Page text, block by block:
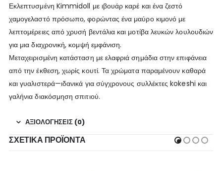
Εκλεπτυσμένη Kimmidoll με ιβουάρ καρέ και ένα ζεστό
χαμογελαστό πρόσωπο, φορώντας ένα μαύρο κιμονό με
λεπτομέρειες από χρυσή βεντάλια και μοτίβα λευκών λουλουδιών
για μια διαχρονική, κομψή εμφάνιση.
Μεταχειρισμένη κατάσταση με ελαφριά σημάδια στην επιφάνεια
από την έκθεση, χωρίς κουτί. Τα χρώματα παραμένουν καθαρά
και γυαλιστερά—ιδανικά για σύγχρονους συλλέκτες kokeshi και
γαλήνια διακόσμηση σπιτιού.
ΑΞΙΟΛΟΓΉΣΕΙΣ (0)
ΣΧΕΤΙΚΆ ΠΡΟΪΌΝΤΑ